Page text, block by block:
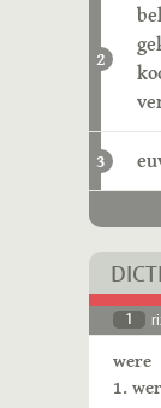
2
3
1
were
1.